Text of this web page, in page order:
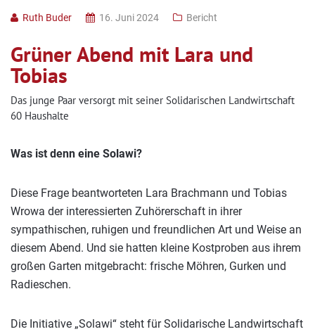
Ruth Buder 16. Juni 2024 Bericht
Grüner Abend mit Lara und
Tobias
Das junge Paar versorgt mit seiner Solidarischen Landwirtschaft
60 Haushalte
Was ist denn eine Solawi?
Diese Frage beantworteten Lara Brachmann und Tobias
Wrowa der interessierten Zuhörerschaft in ihrer
sympathischen, ruhigen und freundlichen Art und Weise an
diesem Abend. Und sie hatten kleine Kostproben aus ihrem
großen Garten mitgebracht: frische Möhren, Gurken und
Radieschen.
Die Initiative „Solawi“ steht für Solidarische Landwirtschaft